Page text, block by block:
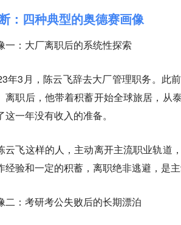
：四种典型的奥德赛画像
一：大厂离职后的系统性探索
年3月，陈云飞辞去大厂管理职务。此
离职后，他带着积蓄开始全球旅居，从
这一年没有收入的准备。
云飞这样的人，主动离开主流职业轨道
经验和一定的积蓄， 离职绝非逃避，是
二：考研考公失败后的长期漂泊